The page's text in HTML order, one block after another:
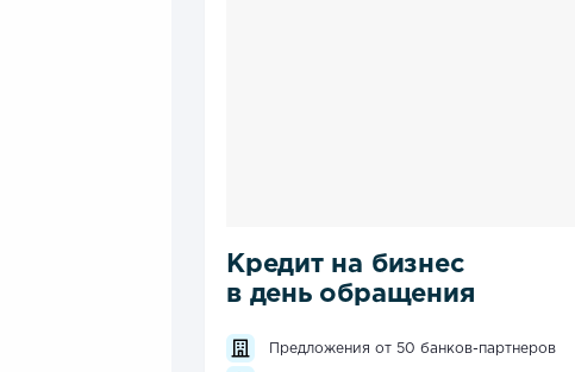
Кредит на бизнес
в день обращения
Предложения от 50 банков-партнеров